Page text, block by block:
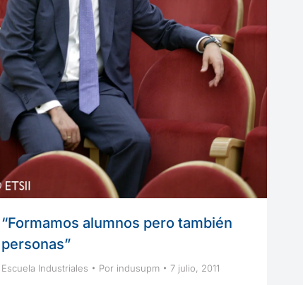
“Formamos alumnos pero también
personas”
Escuela Industriales Por indusupm 7 julio, 2011